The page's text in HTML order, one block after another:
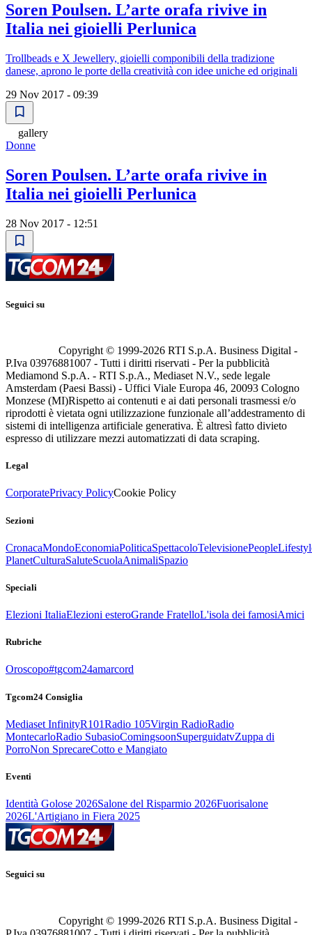
Soren Poulsen. L’arte orafa rivive in
Italia nei gioielli Perlunica
Trollbeads e X Jewellery, gioielli componibili della tradizione
danese, aprono le porte della creatività con idee uniche ed originali
29 Nov 2017 - 09:39
gallery
Donne
Soren Poulsen. L’arte orafa rivive in
Italia nei gioielli Perlunica
28 Nov 2017 - 12:51
Seguici su
Copyright © 1999-2026 RTI S.p.A. Business Digital -
P.Iva 03976881007 - Tutti i diritti riservati - Per la pubblicità
Mediamond S.p.A. - RTI S.p.A., Mediaset N.V., sede legale
Amsterdam (Paesi Bassi) - Uffici Viale Europa 46, 20093 Cologno
Monzese (MI)Rispetto ai contenuti e ai dati personali trasmessi e/o
riprodotti è vietata ogni utilizzazione funzionale all’addestramento di
sistemi di intelligenza artificiale generativa. È altresì fatto divieto
espresso di utilizzare mezzi automatizzati di data scraping.
Legal
CorporatePrivacy PolicyCookie Policy
Sezioni
CronacaMondoEconomiaPoliticaSpettacoloTelevisionePeople
PlanetCulturaSaluteScuolaAnimaliSpazio
Speciali
Elezioni ItaliaElezioni esteroGrande FratelloL'isola dei famosiAmici
Rubriche
Oroscopo#tgcom24amarcord
Tgcom24 Consiglia
Mediaset InfinityR101Radio 105Virgin RadioRadio
MontecarloRadio SubasioComingsoonSuperguidatvZuppa di
PorroNon SprecareCotto e Mangiato
Eventi
Identità Golose 2026Salone del Risparmio 2026Fuorisalone
2026L'Artigiano in Fiera 2025
Seguici su
Copyright © 1999-2026 RTI S.p.A. Business Digital -